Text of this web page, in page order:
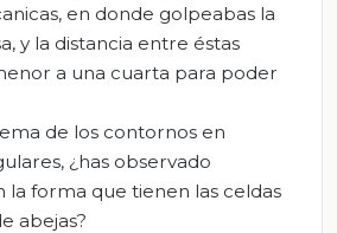
en donde golpeabas la
y la distancia entre éstas
a una cuarta para poder
de los contornos en
¿has observado
la forma que tienen las celdas
abejas?